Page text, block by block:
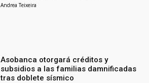
Andrea Teixeira
Asobanca otorgará créditos y
subsidios a las familias damnificadas
tras doblete sísmico